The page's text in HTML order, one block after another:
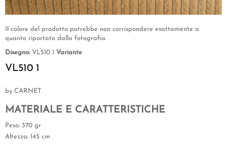
Il colore del prodotto potrebbe non corrispondere esattamente a
quanto riportato dalla fotografia.
Disegno: VL510 1 Variante
VL510 1
by CARNET
MATERIALE E CARATTERISTICHE
Peso: 370 gr
Altezza: 145 cm